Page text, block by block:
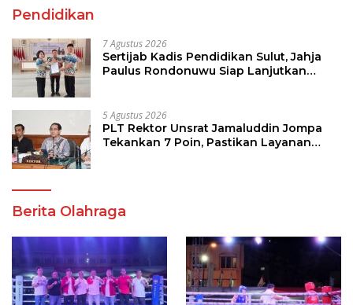
Pendidikan
7 Agustus 2026
Sertijab Kadis Pendidikan Sulut, Jahja
Paulus Rondonuwu Siap Lanjutkan
5 Agustus 2026
PLT Rektor Unsrat Jamaluddin Jompa
Tekankan 7 Poin, Pastikan Layanan
Berita Olahraga